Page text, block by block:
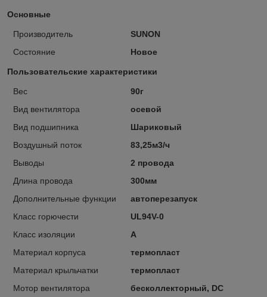
Основные
Производитель
SUNON
Состояние
Новое
Пользовательские характеристики
Вес
90г
Вид вентилятора
осевой
Вид подшипника
Шариковый
Воздушный поток
83,25м3/ч
Выводы
2 провода
Длина провода
300мм
Дополнительные функции
автоперезапуск
Класс горючести
UL94V-0
Класс изоляции
A
Материал корпуса
термопласт
Материал крыльчатки
термопласт
Мотор вентилятора
бесколлекторный, DC